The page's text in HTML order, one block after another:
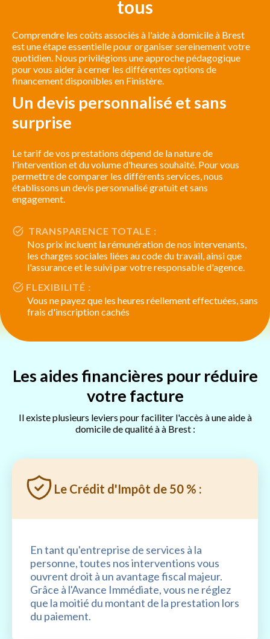
tous
Comprendre les coûts associés à l'aide à domicile à Brest
est une étape essentielle pour organiser sereinement votre
quotidien. Nous privilégions une approche pédagogique
pour vous aider à cerner les différentes options de
financement disponibles en Finistère.
Un devis personnalisé et sans
surprise
Le tarif de vos prestations dépend de la nature de
l'intervention et du volume d'heures souhaité. Pour vous
permettre de comparer les différents services, nous
établissons un devis personnalisé gratuit et sans
engagement.
TRANSPARENCE TOTALE :
Nos prix incluent la rémunération de nos intervenants,
les charges sociales liées au code du travail, ainsi que
l'assurance et le suivi par votre responsable d'agence.
FLEXIBILITÉ :
Vous ne payez que les heures réellement effectuées, sans
frais d'inscription cachés
Les aides financières pour réduire
votre facture
Il existe plusieurs leviers pour faciliter l'accès à une aide à
domicile de qualité à à Brest :
Le Crédit d'Impôt de 50 % :
En tant qu'entreprise de services à la
personne, toutes nos interventions vous
ouvrent droit à un avantage fiscal majeur.
Grâce à l'Avance Immédiate, vous ne réglez
que la moitié du montant de la prestation lors
du paiement.